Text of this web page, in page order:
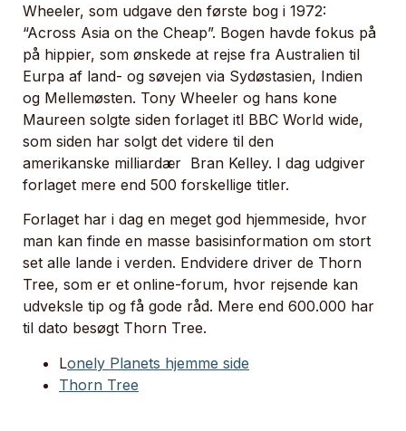
Wheeler, som udgave den første bog i 1972:
“Across Asia on the Cheap”. Bogen havde fokus på
på hippier, som ønskede at rejse fra Australien til
Eurpa af land- og søvejen via Sydøstasien, Indien
og Mellemøsten. Tony Wheeler og hans kone
Maureen solgte siden forlaget itl BBC World wide,
som siden har solgt det videre til den
amerikanske milliardær Bran Kelley. I dag udgiver
forlaget mere end 500 forskellige titler.
Forlaget har i dag en meget god hjemmeside, hvor
man kan finde en masse basisinformation om stort
set alle lande i verden. Endvidere driver de Thorn
Tree, som er et online-forum, hvor rejsende kan
udveksle tip og få gode råd. Mere end 600.000 har
til dato besøgt Thorn Tree.
Lonely Planets hjemme side
Thorn Tree